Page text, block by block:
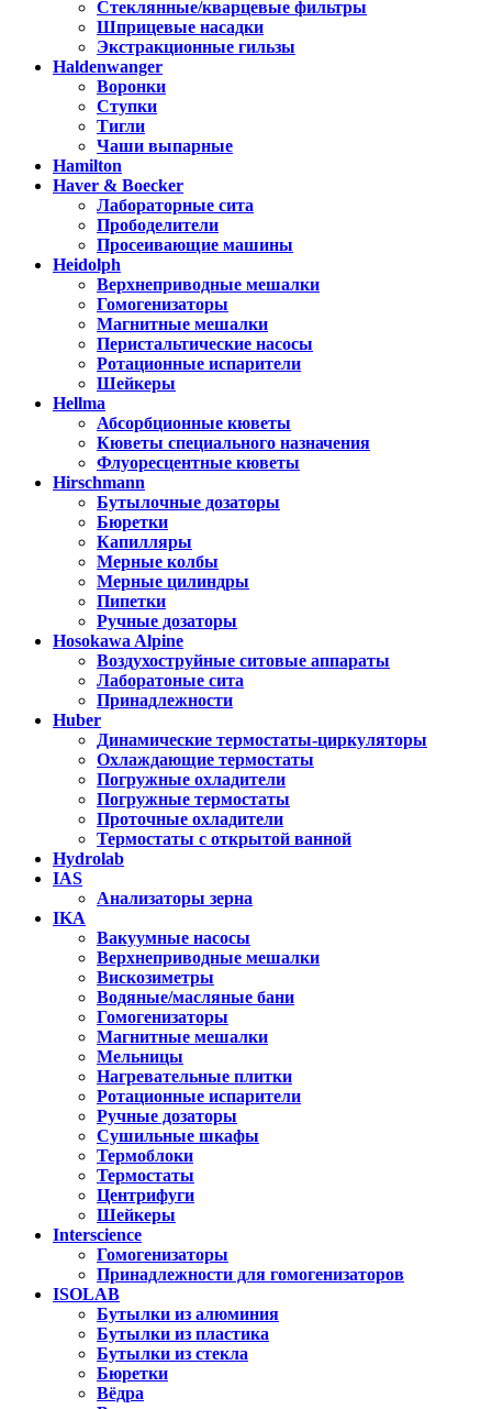
Стеклянные/кварцевые фильтры
Шприцевые насадки
Экстракционные гильзы
Haldenwanger
Воронки
Ступки
Тигли
Чаши выпарные
Hamilton
Haver & Boecker
Лабораторные сита
Прободелители
Просеивающие машины
Heidolph
Верхнеприводные мешалки
Гомогенизаторы
Магнитные мешалки
Перистальтические насосы
Ротационные испарители
Шейкеры
Hellma
Абсорбционные кюветы
Кюветы специального назначения
Флуоресцентные кюветы
Hirschmann
Бутылочные дозаторы
Бюретки
Капилляры
Мерные колбы
Мерные цилиндры
Пипетки
Ручные дозаторы
Hosokawa Alpine
Воздухоструйные ситовые аппараты
Лаборатоные сита
Принадлежности
Huber
Динамические термостаты-циркуляторы
Охлаждающие термостаты
Погружные охладители
Погружные термостаты
Проточные охладители
Термостаты с открытой ванной
Hydrolab
IAS
Анализаторы зерна
IKA
Вакуумные насосы
Верхнеприводные мешалки
Вискозиметры
Водяные/масляные бани
Гомогенизаторы
Магнитные мешалки
Мельницы
Нагревательные плитки
Ротационные испарители
Ручные дозаторы
Сушильные шкафы
Термоблоки
Термостаты
Центрифуги
Шейкеры
Interscience
Гомогенизаторы
Принадлежности для гомогенизаторов
ISOLAB
Бутылки из алюминия
Бутылки из пластика
Бутылки из стекла
Бюретки
Вёдра